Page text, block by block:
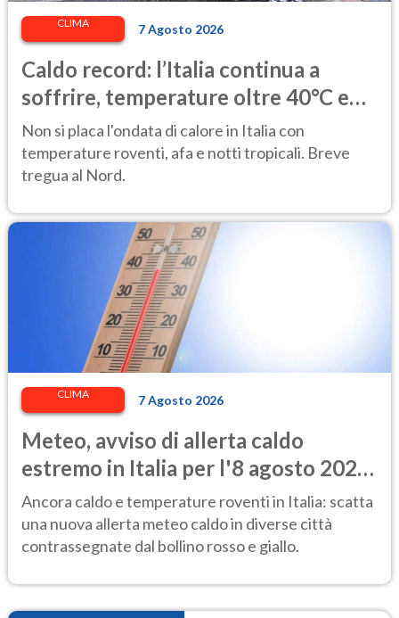
CLIMA 7 Agosto 2026
Caldo record: l’Italia continua a
soffrire, temperature oltre 40°C e
afa per altri 10 giorni
Non si placa l'ondata di calore in Italia con
temperature roventi, afa e notti tropicali. Breve
tregua al Nord.
CLIMA 7 Agosto 2026
Meteo, avviso di allerta caldo
estremo in Italia per l'8 agosto 2026:
le città a rischio per il Ministero della
Salute
Ancora caldo e temperature roventi in Italia: scatta
una nuova allerta meteo caldo in diverse città
contrassegnate dal bollino rosso e giallo.